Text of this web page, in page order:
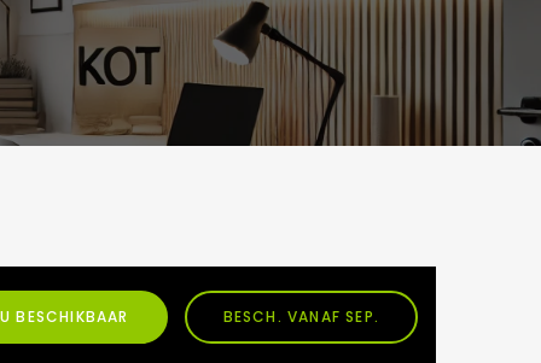
BESCHIKBAAR BESCH. VANAF SEP.